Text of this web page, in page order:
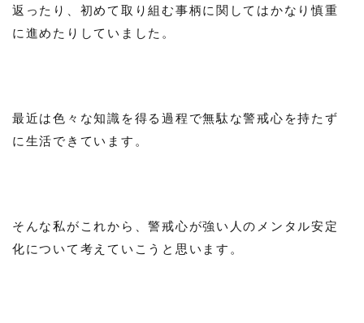
返ったり、初めて取り組む事柄に関してはかなり慎重
に進めたりしていました。
最近は色々な知識を得る過程で無駄な警戒心を持たず
に生活できています。
そんな私がこれから、警戒心が強い人のメンタル安定
化について考えていこうと思います。